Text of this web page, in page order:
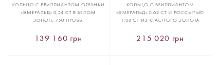
КОЛЬЦО С БРИЛЛИАНТОМ ОГРАНКИ
«ЭМЕРАЛЬД» 0,54 CT В БЕЛОМ
ЗОЛОТЕ 750 ПРОБЫ
139 160 грн
КОЛЬЦО С БРИЛЛИАНТОМ
«ЭМЕРАЛЬД» 0,62 CT И РОССЫПЬЮ
1,08 CT ИЗ КРАСНОГО ЗОЛОТА
215 020 грн